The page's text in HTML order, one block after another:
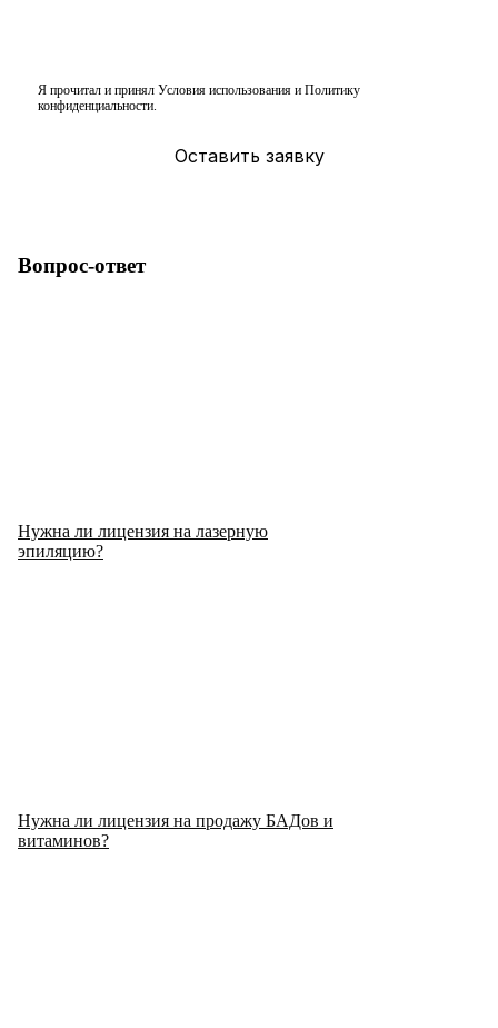
Я прочитал и принял Условия использования и Политику
конфиденциальности.
Вопрос-ответ
Нужна ли лицензия на лазерную
эпиляцию?
Нужна ли лицензия на продажу БАДов и
витаминов?